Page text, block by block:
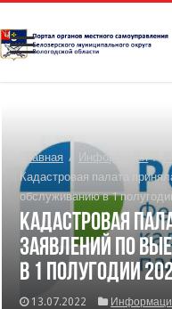
Главная / Информация /
Кадастровая палата
обслуживанию в 1
Кадастровая
заявлений по
в 1 полугодии
13.07.2022